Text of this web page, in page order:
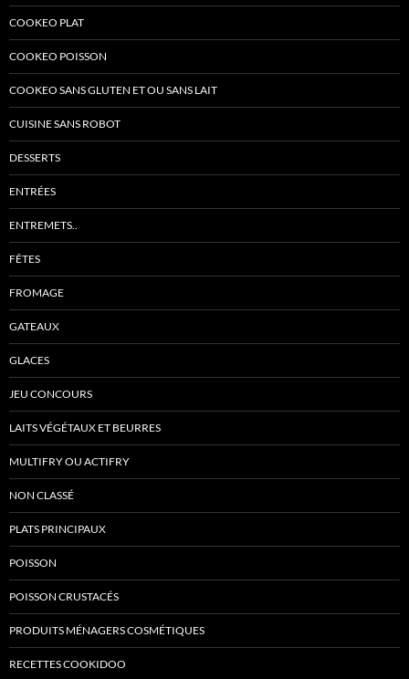
COOKEO PLAT
COOKEO POISSON
COOKEO SANS GLUTEN ET OU SANS LAIT
CUISINE SANS ROBOT
DESSERTS
ENTRÉES
ENTREMETS..
FÊTES
FROMAGE
GATEAUX
GLACES
JEU CONCOURS
LAITS VÉGÉTAUX ET BEURRES
MULTIFRY OU ACTIFRY
NON CLASSÉ
PLATS PRINCIPAUX
POISSON
POISSON CRUSTACÉS
PRODUITS MÉNAGERS COSMÉTIQUES
RECETTES COOKIDOO